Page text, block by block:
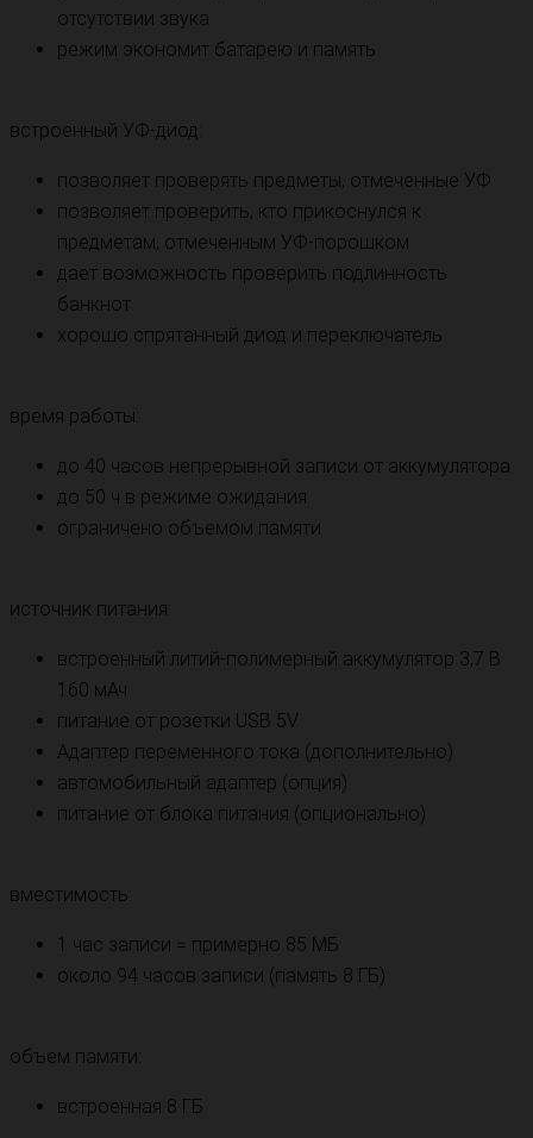
отсутствии звука
режим экономит батарею и память
встроенный УФ-диод:
позволяет проверять предметы, отмеченные УФ
позволяет проверить, кто прикоснулся к
предметам, отмеченным УФ-порошком
дает возможность проверить подлинность
банкнот
хорошо спрятанный диод и переключатель
время работы:
до 40 часов непрерывной записи от аккумулятора
до 50 ч в режиме ожидания
ограничено объемом памяти
источник питания:
встроенный литий-полимерный аккумулятор 3,7 В
160 мАч
питание от розетки USB 5V
Адаптер переменного тока (дополнительно)
автомобильный адаптер (опция)
питание от блока питания (опционально)
вместимость:
1 час записи = примерно 85 МБ
около 94 часов записи (память 8 ГБ)
объем памяти:
встроенная 8 ГБ